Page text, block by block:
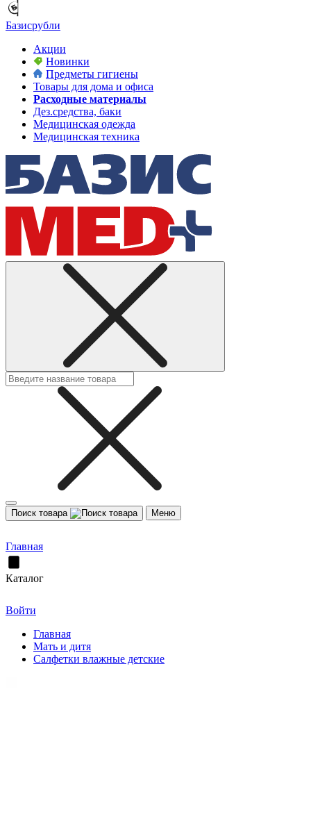
Базисрубли
Акции
Новинки
Предметы гигиены
Товары для дома и офиса
Расходные материалы
Дез.средства, баки
Медицинская одежда
Медицинская техника
Поиск товара Меню
Главная
Каталог
Войти
Главная
Мать и дитя
Салфетки влажные детские